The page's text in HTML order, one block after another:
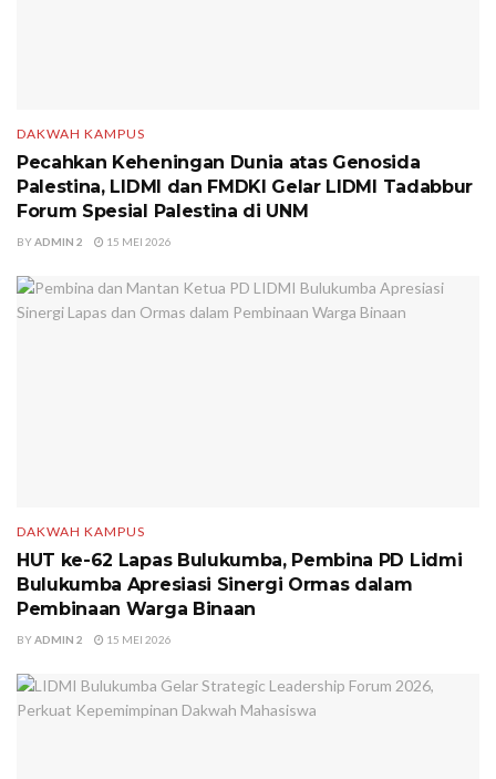
DAKWAH KAMPUS
Pecahkan Keheningan Dunia atas Genosida
Palestina, LIDMI dan FMDKI Gelar LIDMI Tadabbur
Forum Spesial Palestina di UNM
BYADMIN 2 15 MEI 2026
DAKWAH KAMPUS
HUT ke-62 Lapas Bulukumba, Pembina PD Lidmi
Bulukumba Apresiasi Sinergi Ormas dalam
Pembinaan Warga Binaan
BYADMIN 2 15 MEI 2026